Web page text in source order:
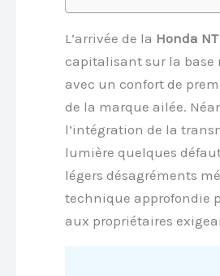
L’arrivée de la Honda NT
capitalisant sur la base
avec un confort de
de la marque ailée.
l’intégration de la
lumière quelques
légers désagréments
technique approfondie
aux propriétaires